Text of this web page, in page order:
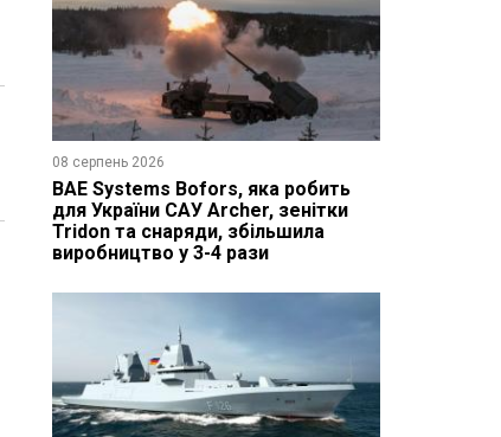
08 серпень 2026
BAE Systems Bofors, яка робить
для України САУ Archer, зенітки
Tridon та снаряди, збільшила
виробництво у 3-4 рази